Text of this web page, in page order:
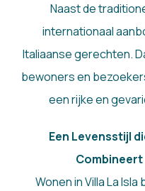
Naast de
internationaal
Italiaanse gerechten.
bewoners en
een rijke en
Een Levensstijl
Combineert
Wonen in Villa La